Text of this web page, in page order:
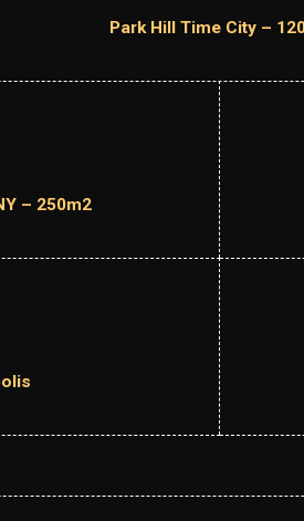
Park Hill Time City –
– 250m2